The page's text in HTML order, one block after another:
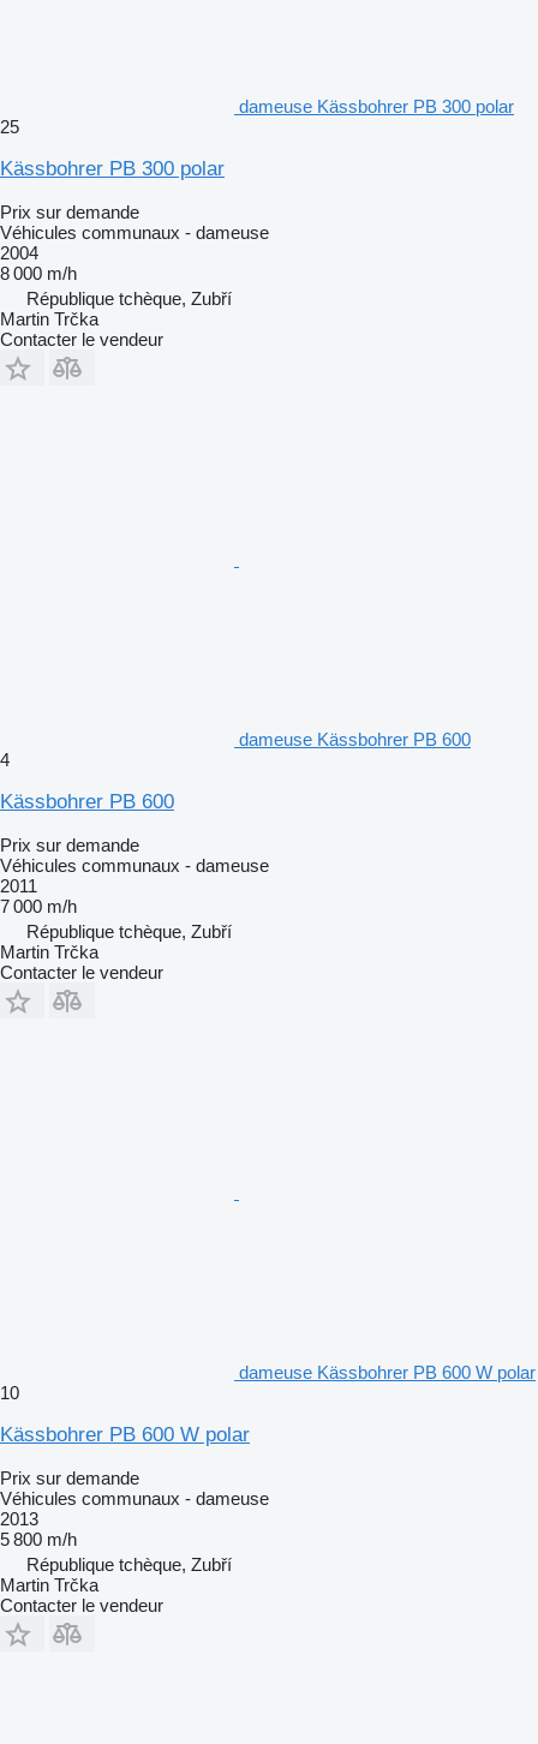
dameuse Kässbohrer PB 300 polar
25
Kässbohrer PB 300 polar
Prix sur demande
Véhicules communaux - dameuse
2004
8 000 m/h
République tchèque, Zubří
Martin Trčka
Contacter le vendeur
dameuse Kässbohrer PB 600
4
Kässbohrer PB 600
Prix sur demande
Véhicules communaux - dameuse
2011
7 000 m/h
République tchèque, Zubří
Martin Trčka
Contacter le vendeur
dameuse Kässbohrer PB 600 W polar
10
Kässbohrer PB 600 W polar
Prix sur demande
Véhicules communaux - dameuse
2013
5 800 m/h
République tchèque, Zubří
Martin Trčka
Contacter le vendeur